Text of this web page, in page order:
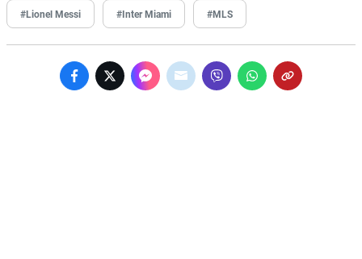
#Lionel Messi #Inter Miami #MLS